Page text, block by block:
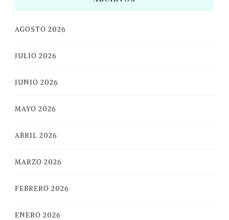
AGOSTO 2026
JULIO 2026
JUNIO 2026
MAYO 2026
ABRIL 2026
MARZO 2026
FEBRERO 2026
ENERO 2026